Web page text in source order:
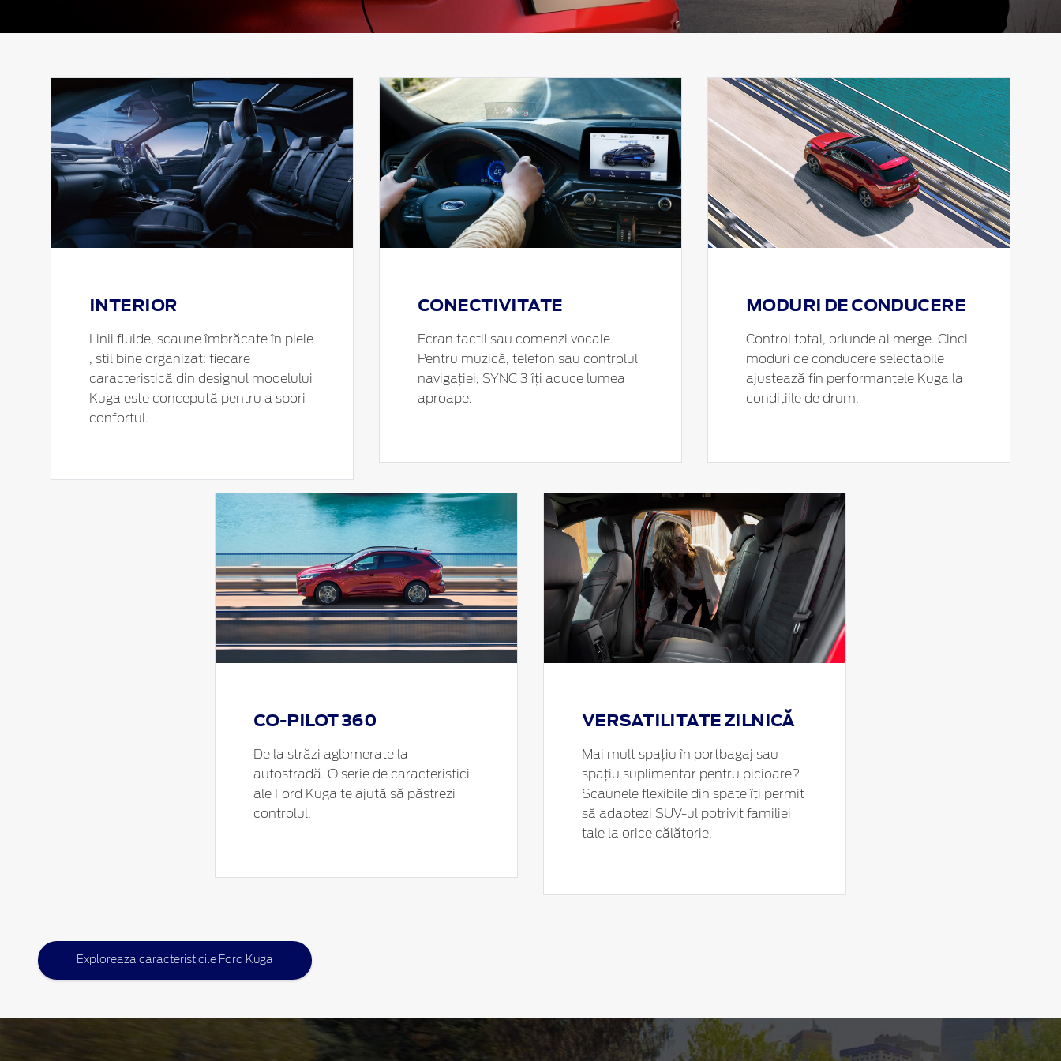
INTERIOR
Linii fluide, scaune îmbrăcate în piele
, stil bine organizat: fiecare
caracteristică din designul modelului
Kuga este concepută pentru a spori
confortul.
CONECTIVITATE
Ecran tactil sau comenzi vocale.
Pentru muzică, telefon sau controlul
navigației, SYNC 3 îți aduce lumea
aproape.
MODURI DE CONDUCERE
Control total, oriunde ai merge. Cinci
moduri de conducere selectabile
ajustează fin performanțele Kuga la
condițiile de drum.
CO-PILOT 360
De la străzi aglomerate la
autostradă. O serie de caracteristici
ale Ford Kuga te ajută să păstrezi
controlul.
VERSATILITATE ZILNICĂ
Mai mult spațiu în portbagaj sau
spațiu suplimentar pentru picioare?
Scaunele flexibile din spate îți permit
să adaptezi SUV-ul
potrivit familiei
tale la orice călătorie.
Exploreaza caracteristicile Ford Kuga